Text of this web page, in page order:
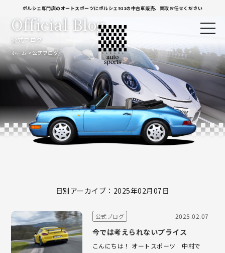
ポルシェ専門店のオートスポーツにポルシェ911の中古車販売、買取お任せください
公式ブログ
Official Blog
ホーム 公式ブログ
日別アーカイブ：2025年02月07日
公式ブログ 2025.02.07
今では考えられないプライス
こんにちは！ オートスポーツ 中村で